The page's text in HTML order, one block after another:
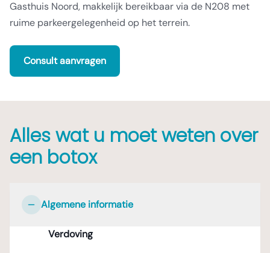
Gasthuis Noord, makkelijk bereikbaar via de N208 met
ruime parkeergelegenheid op het terrein.
Consult aanvragen
Alles wat u moet weten over
een botox
Algemene informatie
Verdoving